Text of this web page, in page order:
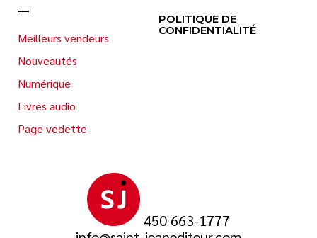
450 663-1777
Meilleurs vendeurs
Nouveautés
Numérique
Livres audio
Page vedette
POLITIQUE DE
CONFIDENTIALITÉ